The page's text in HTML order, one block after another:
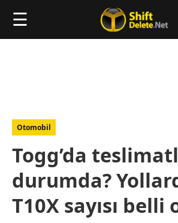
☰
Otomobil
Togg’da
durumda?
T10X sayısı belli